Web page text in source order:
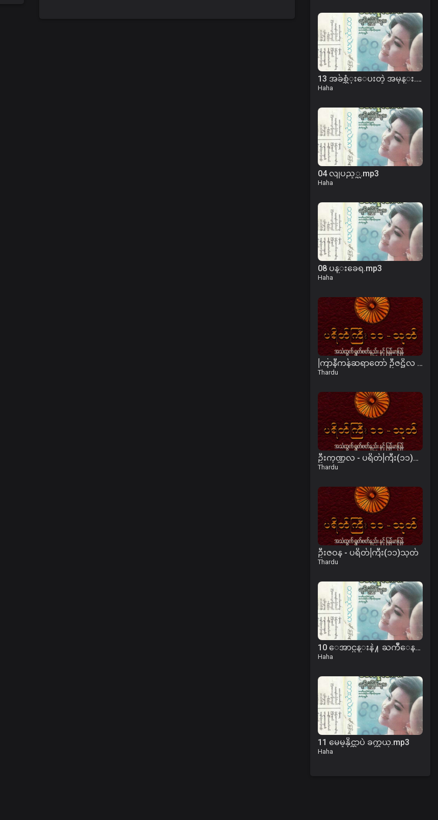
13 အခ်စ္ဆံုးေပးတဲ့ အမုန္း.mp3
Haha
04 လျပည့္ည.mp3
Haha
08 ပန္းခေရ.mp3
Haha
ကြာနီကန်ဆရာတော် ဦဇဋိလ - ပရိတ်ကြီး(၁၁)သုတ်
Thardu
ဦးကုဏ္ဍလ - ပရိတ်ကြီး(၁၁)သုတ်၊ ပါဠိအနက်
Thardu
ဦးဇဝန - ပရိတ်ကြီး(၁၁)သုတ်
Thardu
10 ေအာင္ပန္းနဲ႔ ႀကိဳေနမယ္.mp3
Haha
11 မေမ့နိုင္တာပဲ ခက္တယ္.mp3
Haha